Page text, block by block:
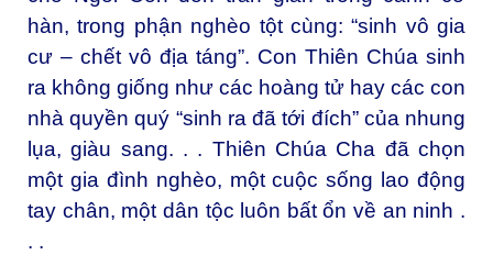
hàn, trong phận nghèo tột cùng: “sinh vô gia
cư – chết vô địa táng”. Con Thiên Chúa sinh
ra không giống như các hoàng tử hay các con
nhà quyền quý “sinh ra đã tới đích” của nhung
lụa, giàu sang. . . Thiên Chúa Cha đã chọn
một gia đình nghèo, một cuộc sống lao động
tay chân, một dân tộc luôn bất ổn về an ninh .
. .